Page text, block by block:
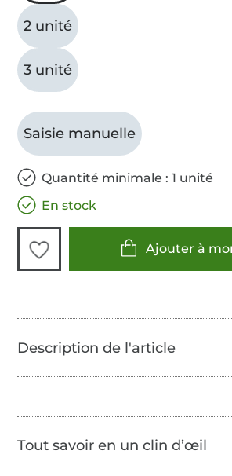
2 unité
3 unité
Saisie manuelle
Quantité minimale : 1 unité
En stock
Ajouter à
Tout savoir en un clin d’œil